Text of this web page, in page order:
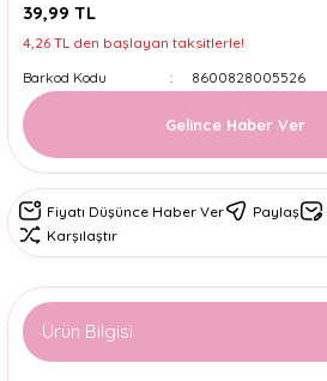
39,99 TL
4,26 TL den başlayan taksitlerle!
Barkod Kodu
8600828005526
Gelince Haber Ver
Fiyatı Düşünce Haber Ver Paylaş
Karşılaştır
Ürün Bilgisi